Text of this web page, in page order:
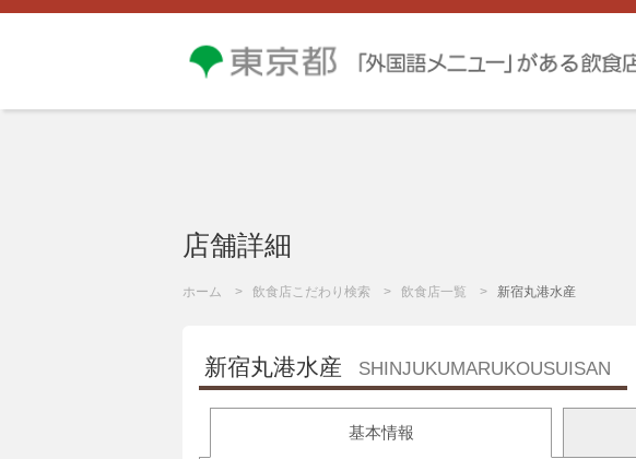
店舗詳細
ホーム 飲食店こだわり検索 飲食店一覧 新宿丸港水産
新宿丸港水産 SHINJUKUMARUKOUSUISAN
基本情報